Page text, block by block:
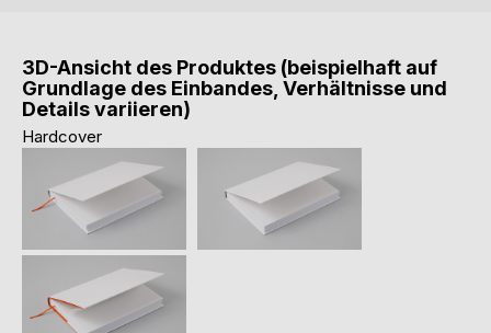
3D-Ansicht des Produktes (beispielhaft auf
Grundlage des Einbandes, Verhältnisse und
Details variieren)
Hardcover